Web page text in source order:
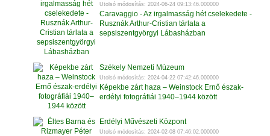
Utolsó módosítás: 2024-06-24 09:13:46.000000
Caravaggio - Az irgalmasság hét cselekedete -
Rusznák Arthur-Cristian tárlata a
sepsiszentgyörgyi Lábasházban
Székely Nemzeti Múzeum
Utolsó módosítás: 2024-04-22 07:42:46.000000
Képekbe zárt haza – Weinstock Ernő észak-
erdélyi fotográfiái 1940–1944 között
Erdélyi Művészeti Központ
Utolsó módosítás: 2024-02-08 07:46:02.000000